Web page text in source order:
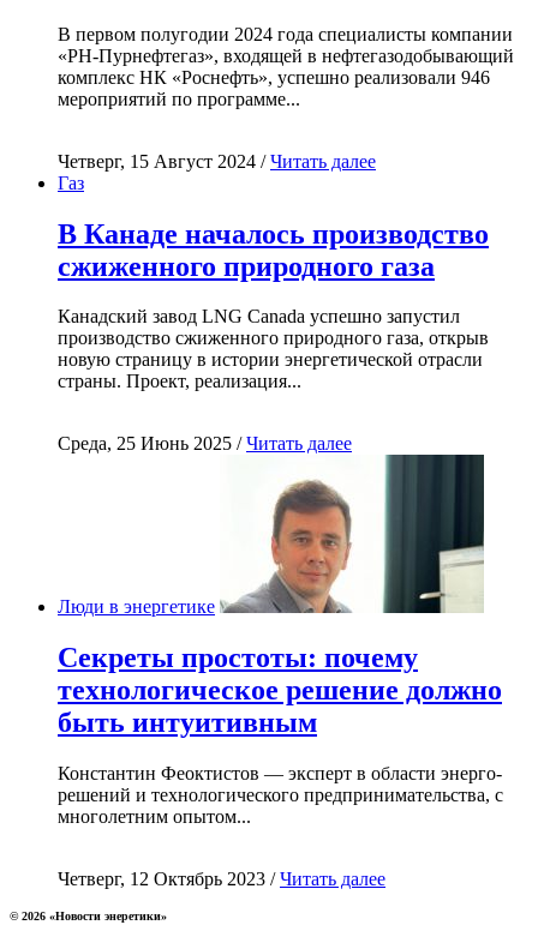
В первом полугодии 2024 года специалисты компании
«РН-Пурнефтегаз», входящей в нефтегазодобывающий
комплекс НК «Роснефть», успешно реализовали 946
мероприятий по программе...
Четверг, 15 Август 2024 /Читать далее
Газ
В Канаде началось производство
сжиженного природного газа
Канадский завод LNG Canada успешно запустил
производство сжиженного природного газа, открыв
новую страницу в истории энергетической отрасли
страны. Проект, реализация...
Среда, 25 Июнь 2025 /Читать далее
Люди в энергетике
Секреты простоты: почему
технологическое решение должно
быть интуитивным
Константин Феоктистов — эксперт в области энерго-
решений и технологического предпринимательства, с
многолетним опытом...
Четверг, 12 Октябрь 2023 /Читать далее
© 2026 «Новости энеретики»